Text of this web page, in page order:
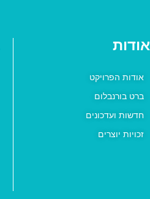
אודות
אודות הפרויקט
ברט בורנבלום
חדשות ועדכונים
זכויות יוצרים